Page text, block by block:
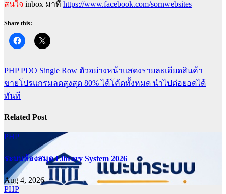
สนใจ inbox มาที่ https://www.facebook.com/sornwebsites
Share this:
Post
navigation
PHP PDO Single Row ตัวอย่างหน้าแสดงรายละเอียดสินค้า
ขายโปรแกรมลดสูงสุด 80% ได้โค้ดทั้งหมด นำไปต่อยอดได้
ทันที
Related Post
PHP
ระบบห้องสมุด Library System 2026
Aug 4, 2026
PHP